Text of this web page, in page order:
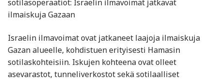
sotilasoperaatiot: Israelin ilmavoimat jatkavat
ilmaiskuja Gazaan
Israelin ilmavoimat ovat jatkaneet laajoja ilmaiskuja
Gazan alueelle, kohdistuen erityisesti Hamasin
sotilaskohteisiin. Iskujen kohteena ovat olleet
asevarastot, tunneliverkostot sekä sotilaalliset